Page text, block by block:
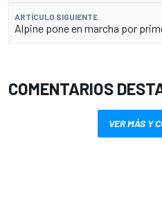
ARTÍCULO SIGUIENTE
Alpine pone en marcha por
COMENTARIOS
VER MÁS Y